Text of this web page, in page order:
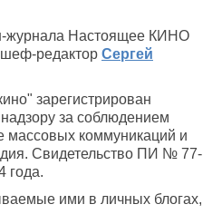
журнала Настоящее КИНО
редактор Сергей
зарегистрирован
за соблюдением
массовых коммуникаций и
Свидетельство ПИ № 77-
года.
ими в личных блогах,